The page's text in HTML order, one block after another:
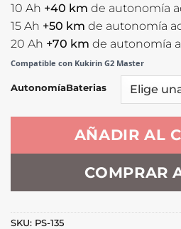
10 Ah +40 km de autonomía
15 Ah +50 km de autonomía
20 Ah +70 km de autonomía
Compatible con Kukirin G2 Master
AutonomíaBaterias
AÑADIR AL
COMPRAR
SKU: PS-135